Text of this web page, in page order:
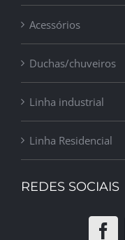
Acessórios
Duchas/chuveiros
Linha industrial
Linha Residencial
REDES SOCIAIS